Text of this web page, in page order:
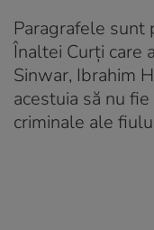
Paragrafele sunt
Înaltei Curți care
Sinwar, Ibrahim
acestuia să nu
criminale ale